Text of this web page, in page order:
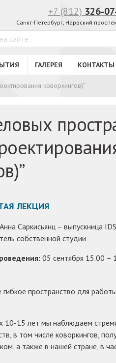
+7 (812) 326-
Санкт-Петербург, Нарвский
ГАЛЕРЕЯ КОНТАКТЫ
коворкингов)”
ЛЕКЦИЯ
Анна Саркисьянц – выпускница
собственной студии
05 сентября 15.00 –
гибкое пространство для
10-15 лет мы наблюдаем
в том числе коворкингов,
а также в нашей стране, в